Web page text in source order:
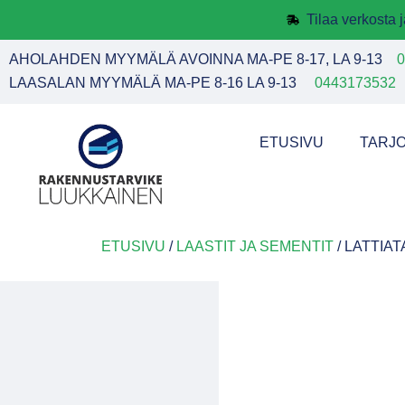
Tilaa verkosta
AHOLAHDEN MYYMÄLÄ AVOINNA MA-PE 8-17, LA 9-13
LAASALAN MYYMÄLÄ MA-PE 8-16 LA 9-13
0443173532
ETUSIVU
ETUSIVU / LAASTIT JA SEMENTIT /